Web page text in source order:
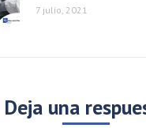
7 julio, 2021
Deja una